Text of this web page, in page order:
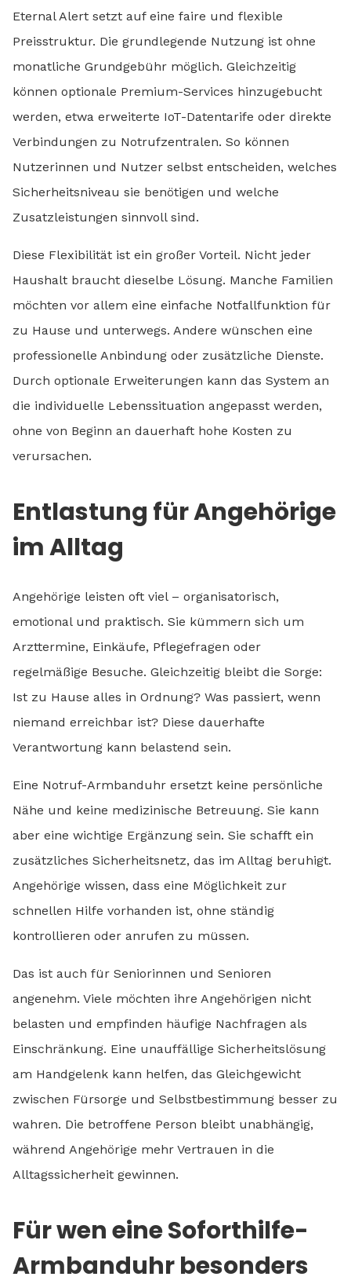
Eternal Alert setzt auf eine faire und flexible
Preisstruktur. Die grundlegende Nutzung ist ohne
monatliche Grundgebühr möglich. Gleichzeitig
können optionale Premium-Services hinzugebucht
werden, etwa erweiterte IoT-Datentarife oder direkte
Verbindungen zu Notrufzentralen. So können
Nutzerinnen und Nutzer selbst entscheiden, welches
Sicherheitsniveau sie benötigen und welche
Zusatzleistungen sinnvoll sind.
Diese Flexibilität ist ein großer Vorteil. Nicht jeder
Haushalt braucht dieselbe Lösung. Manche Familien
möchten vor allem eine einfache Notfallfunktion für
zu Hause und unterwegs. Andere wünschen eine
professionelle Anbindung oder zusätzliche Dienste.
Durch optionale Erweiterungen kann das System an
die individuelle Lebenssituation angepasst werden,
ohne von Beginn an dauerhaft hohe Kosten zu
verursachen.
Entlastung für Angehörige
im Alltag
Angehörige leisten oft viel – organisatorisch,
emotional und praktisch. Sie kümmern sich um
Arzttermine, Einkäufe, Pflegefragen oder
regelmäßige Besuche. Gleichzeitig bleibt die Sorge:
Ist zu Hause alles in Ordnung? Was passiert, wenn
niemand erreichbar ist? Diese dauerhafte
Verantwortung kann belastend sein.
Eine Notruf-Armbanduhr ersetzt keine persönliche
Nähe und keine medizinische Betreuung. Sie kann
aber eine wichtige Ergänzung sein. Sie schafft ein
zusätzliches Sicherheitsnetz, das im Alltag beruhigt.
Angehörige wissen, dass eine Möglichkeit zur
schnellen Hilfe vorhanden ist, ohne ständig
kontrollieren oder anrufen zu müssen.
Das ist auch für Seniorinnen und Senioren
angenehm. Viele möchten ihre Angehörigen nicht
belasten und empfinden häufige Nachfragen als
Einschränkung. Eine unauffällige Sicherheitslösung
am Handgelenk kann helfen, das Gleichgewicht
zwischen Fürsorge und Selbstbestimmung besser zu
wahren. Die betroffene Person bleibt unabhängig,
während Angehörige mehr Vertrauen in die
Alltagssicherheit gewinnen.
Für wen eine Soforthilfe-
Armbanduhr besonders